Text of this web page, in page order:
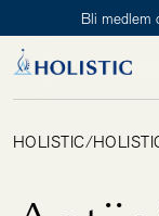
Bli medlem
Tillagd i
För att påbörja en
Holistic Club. Det är
HOLISTIC/